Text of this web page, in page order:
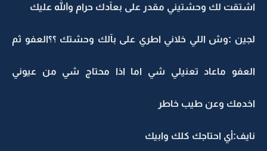
اشتقت لك وحشتيني مقدر على بعآدك حرام والله عليك
لجين :وش اللي خلاني اطري على بآلك وحشتك ؟؟العفو ثم
العفو ماعاد تعنيلي شي اما اذا محتاج شي من عيوني
اخدمك وعن طيب خاطر
نايف:أي احتاجك كلك وابيك